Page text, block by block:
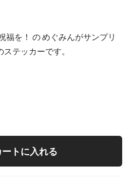
福を！ の めぐみんがサンプリ
テッカーです。
ートに入れる